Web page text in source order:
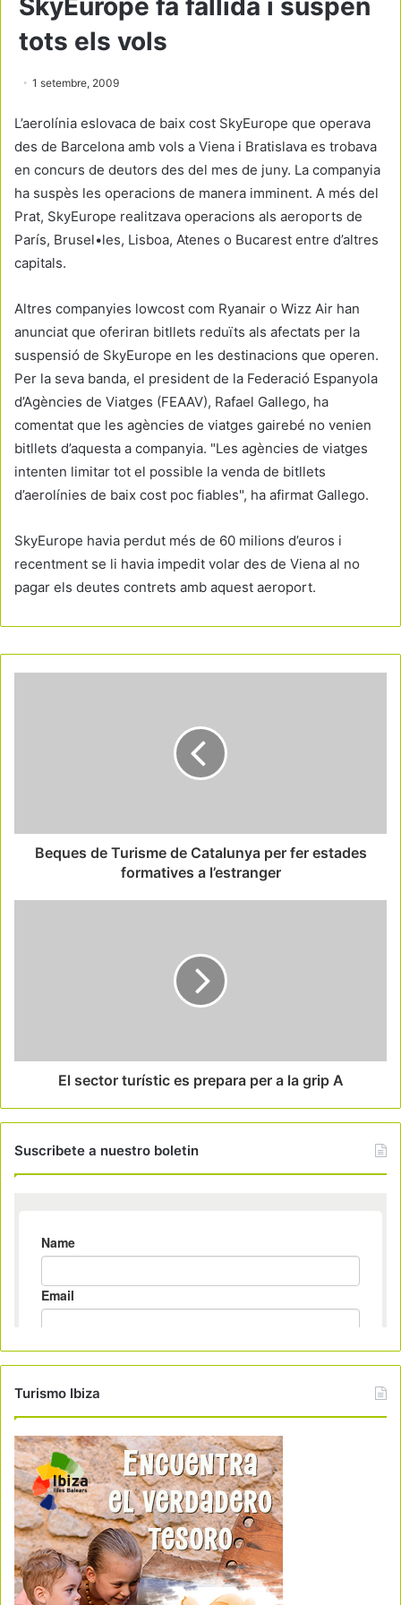
SkyEurope fa fallida i suspèn
tots els vols
1 setembre, 2009
L’aerolínia eslovaca de baix cost SkyEurope que operava
des de Barcelona amb vols a Viena i Bratislava es trobava
en concurs de deutors des del mes de juny. La companyia
ha suspès les operacions de manera imminent. A més del
Prat, SkyEurope realitzava operacions als aeroports de
París, Brusel•les, Lisboa, Atenes o Bucarest entre d’altres
capitals.
Altres companyies lowcost com Ryanair o Wizz Air han
anunciat que oferiran bitllets reduïts als afectats per la
suspensió de SkyEurope en les destinacions que operen.
Per la seva banda, el president de la Federació Espanyola
d’Agències de Viatges (FEAAV), Rafael Gallego, ha
comentat que les agències de viatges gairebé no venien
bitllets d’aquesta a companyia. "Les agències de viatges
intenten limitar tot el possible la venda de bitllets
d’aerolínies de baix cost poc fiables", ha afirmat Gallego.
SkyEurope havia perdut més de 60 milions d’euros i
recentment se li havia impedit volar des de Viena al no
pagar els deutes contrets amb aquest aeroport.
Beques de Turisme de Catalunya per fer estades
formatives a l’estranger
El sector turístic es prepara per a la grip A
Suscribete a nuestro boletin
Turismo Ibiza